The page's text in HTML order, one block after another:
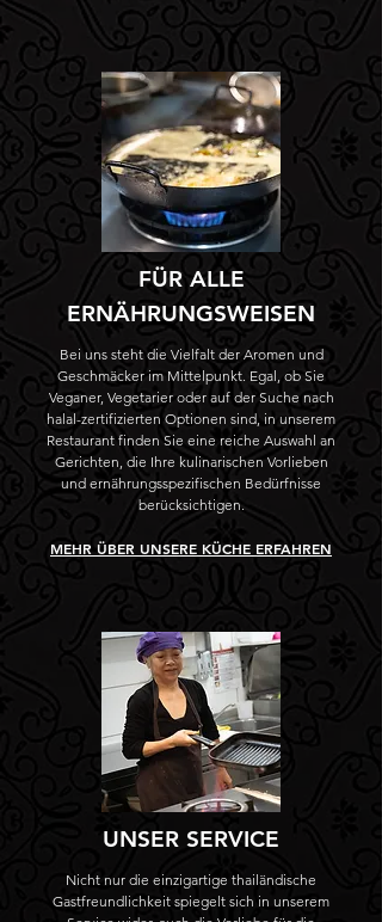
FÜR ALLE
ERNÄHRUNGSWEISEN
Bei uns steht die Vielfalt der Aromen und
Geschmäcker im Mittelpunkt. Egal, ob Sie
Veganer, Vegetarier oder auf der Suche nach
halal-zertifizierten Optionen sind, in unserem
Restaurant finden Sie eine reiche Auswahl an
Gerichten, die Ihre kulinarischen Vorlieben
und ernährungsspezifischen Bedürfnisse
berücksichtigen.
MEHR ÜBER UNSERE KÜCHE ERFAHREN
UNSER SERVICE
Nicht nur die einzigartige thailändische
Gastfreundlichkeit spiegelt sich in unserem